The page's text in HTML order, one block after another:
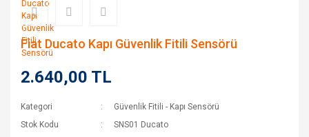
Fiat Ducato Kapı Güvenlik Fitili Sensörü
2.640,00 TL
Kategori
Güvenlik Fitili - Kapı Sensörü
Stok Kodu
SNS01 Ducato